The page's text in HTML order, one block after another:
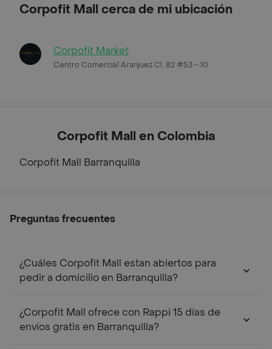
Corpofit Mall cerca de mi ubicación
Corpofit Market
Centro Comercial Aranjuez Cl. 82 #53 - 10
Corpofit Mall en Colombia
Corpofit Mall Barranquilla
Preguntas frecuentes
¿Cuáles Corpofit Mall estan abiertos para
pedir a domicilio en Barranquilla?
¿Corpofit Mall ofrece con Rappi 15 días de
envíos gratis en Barranquilla?